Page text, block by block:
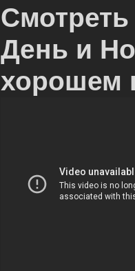
День и
хорошем